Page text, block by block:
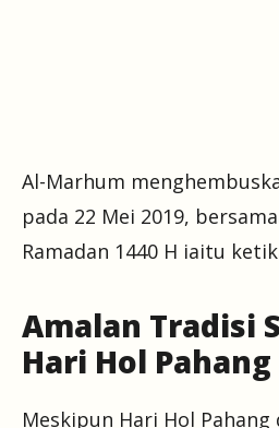
Al-Marhum
pada 22 Mei 2019,
Ramadan 1440 H iaitu
Amalan Tradisi
Hari Hol Pahang
Meskipun Hari Hol